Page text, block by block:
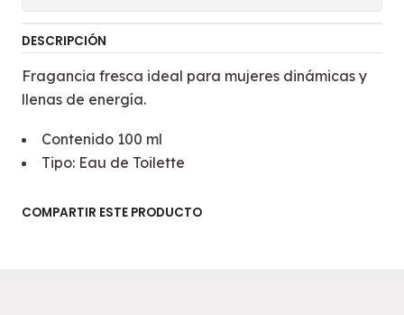
DESCRIPCIÓN
Fragancia fresca ideal para mujeres dinámicas y
llenas de energía.
Contenido 100 ml
Tipo: Eau de Toilette
COMPARTIR ESTE PRODUCTO